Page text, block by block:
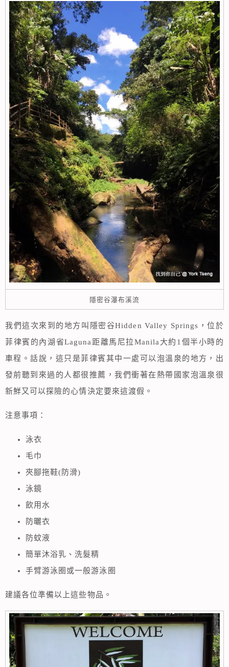
隱密谷瀑布溪流
我們這次來到的地方叫隱密谷Hidden Valley Springs，位於
菲律賓的內湖省Laguna距離馬尼拉Manila大約1個半小時的
車程。話說，這只是菲律賓其中一處可以泡溫泉的地方，出
發前聽到來過的人都很推薦，我們衝著在熱帶國家泡溫泉很
新鮮又可以探險的心情決定要來這渡假。
注意事項：
泳衣
毛巾
夾腳拖鞋(防滑)
泳鏡
飲用水
防曬衣
防蚊液
簡單沐浴乳、洗髮精
手臂游泳圈或一般游泳圈
建議各位準備以上這些物品。